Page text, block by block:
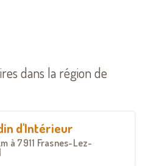
dans la région de
d'Intérieur
à 7911 Frasnes-Lez-